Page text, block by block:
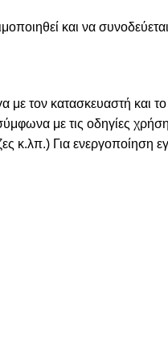
και να
τον κατασκευαστή και
σύμφωνα με τις οδηγίες
Για ενεργοποίηση